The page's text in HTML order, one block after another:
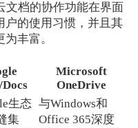
文档的协作功能在界面
户的使用习惯，并且其
丰富。
Microsoft
OneDrive
生态
集
与Windows和
Office 365深度